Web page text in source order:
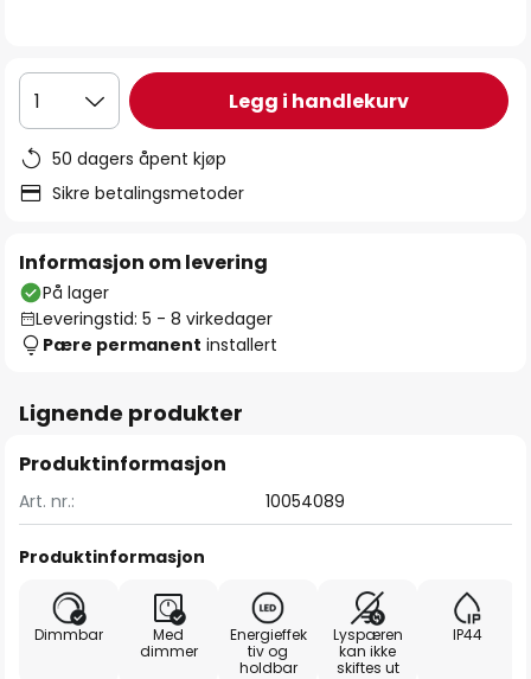
1 Legg i handlekurv
50 dagers åpent kjøp
Sikre betalingsmetoder
Informasjon om levering
På lager
Leveringstid: 5 - 8 virkedager
Pære permanent installert
Lignende produkter
Produktinformasjon
Art. nr.: 10054089
Produktinformasjon
Dimmbar
Med
dimmer
Energieffek
tiv og
holdbar
Lyspæren
kan ikke
skiftes ut
IP44